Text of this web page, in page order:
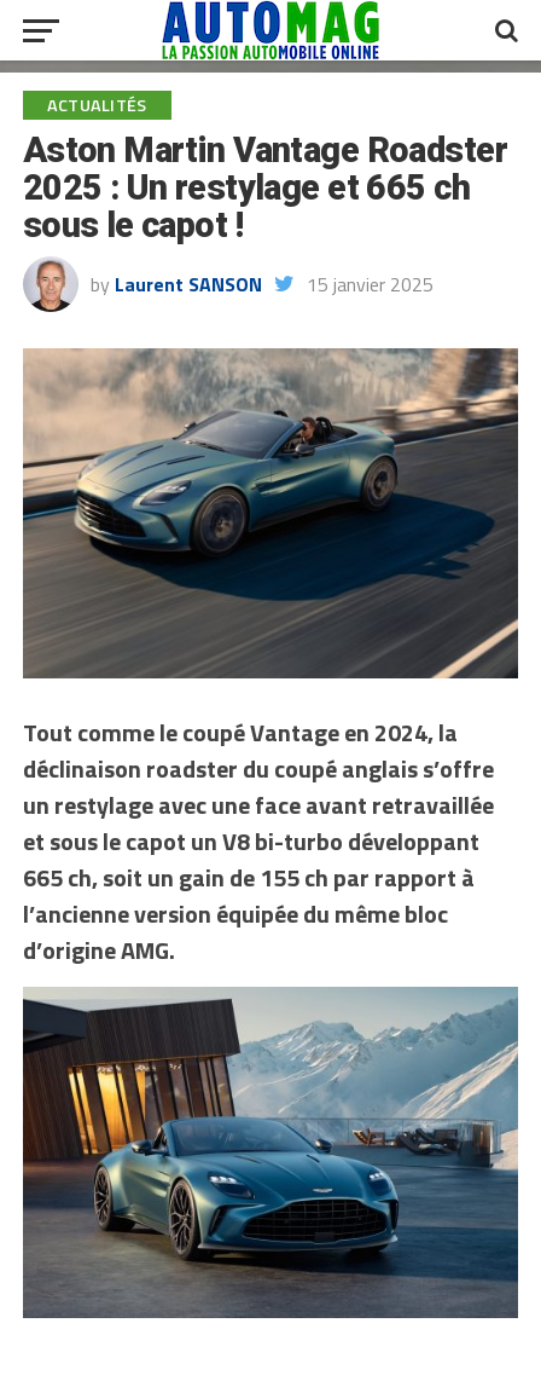
ACTUALITÉS
Aston Martin Vantage Roadster
2025 : Un restylage et 665 ch
sous le capot !
by Laurent SANSON 15 janvier 2025
Tout comme le coupé Vantage en 2024, la
déclinaison roadster du coupé anglais s’offre
un restylage avec une face avant retravaillée
et sous le capot un V8 bi-turbo développant
665 ch, soit un gain de 155 ch par rapport à
l’ancienne version équipée du même bloc
d’origine AMG.